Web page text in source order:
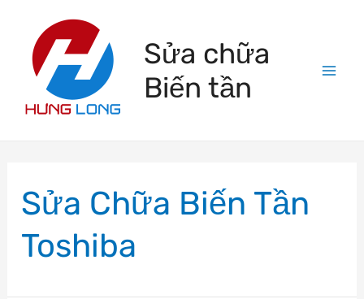
content
Sửa chữa
Biến tần
Sửa Chữa Biến Tần
Toshiba